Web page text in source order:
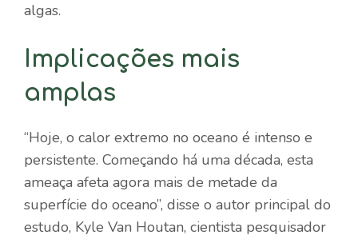
algas.
Implicações mais
amplas
“Hoje, o calor extremo no oceano é intenso e
persistente. Começando há uma década, esta
ameaça afeta agora mais de metade da
superfície do oceano”, disse o autor principal do
estudo, Kyle Van Houtan, cientista pesquisador